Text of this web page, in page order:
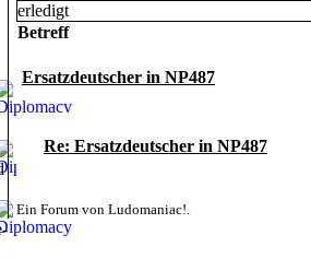
erledigt
Betreff
Ersatzdeutscher in NP487
Re: Ersatzdeutscher in NP487
Ein Forum von Ludomaniac!.